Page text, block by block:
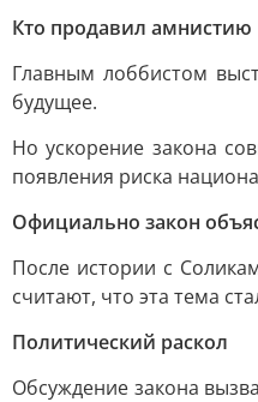
Кто продавил амнистию
Главным лоббистом
будущее.
Но ускорение закона
появления риска
Официально закон
После истории с
считают, что эта тема
Политический раскол
Обсуждение закона